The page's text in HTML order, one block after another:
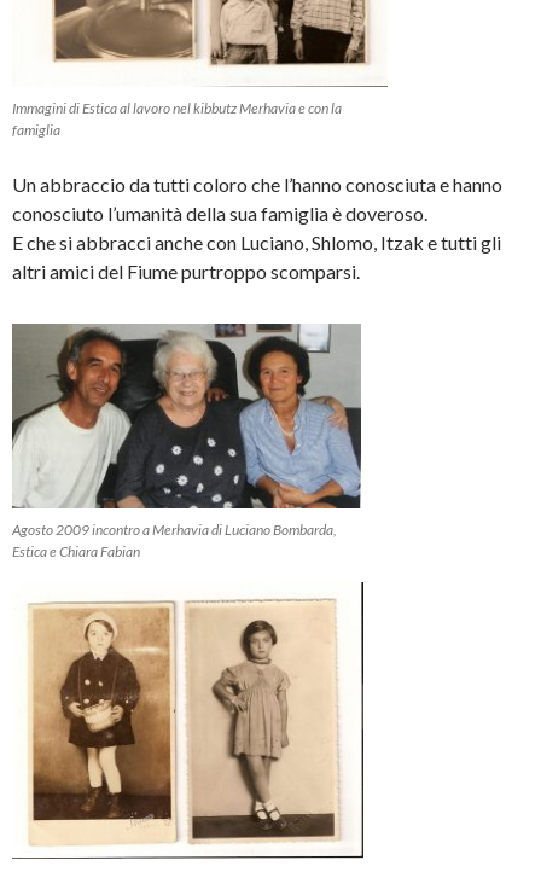
Immagini di Estica al lavoro nel kibbutz Merhavia e con la
famiglia
Un abbraccio da tutti coloro che l’hanno conosciuta e hanno
conosciuto l’umanità della sua famiglia è doveroso.
E che si abbracci anche con Luciano, Shlomo, Itzak e tutti gli
altri amici del Fiume purtroppo scomparsi.
Agosto 2009 incontro a Merhavia di Luciano Bombarda,
Estica e Chiara Fabian